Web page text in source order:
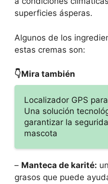
superficies ásperas.
Algunos de los
estas cremas son:
👇Mira también
Localizador GPS
Una solución
garantizar la
mascota
– Manteca de karité:
grasos que puede